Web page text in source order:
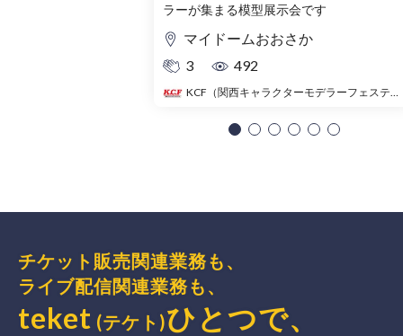
ラーが集まる模型展示会です
マイドームおおさか
3
492
KCF（関西キャラクターモデラーフェスティバル）
チケット販売関連業務も、
ライブ配信関連業務も、
teket (テケト)ひとつで、